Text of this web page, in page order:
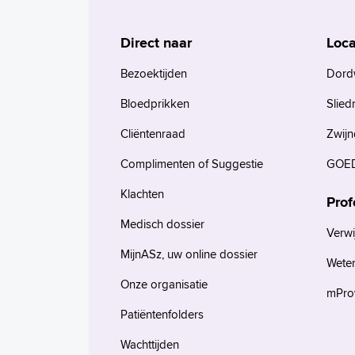
Direct naar
Bezoektijden
Bloedprikken
Cliëntenraad
Complimenten of Suggestie
Klachten
Medisch dossier
MijnASz, uw online dossier
Onze organisatie
Patiëntenfolders
Wachttijden